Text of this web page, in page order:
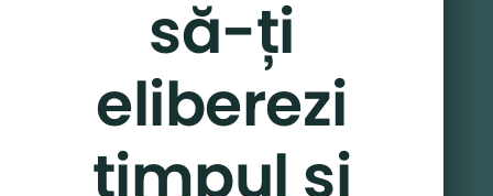
să-ți
eliberezi
timpul și